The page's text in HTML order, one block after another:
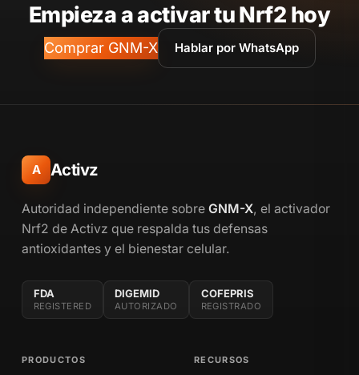
Empieza a activar tu Nrf2 hoy
Comprar GNM-X Hablar por WhatsApp
A Activz
Autoridad independiente sobre GNM-X, el activador
Nrf2 de Activz que respalda tus defensas
antioxidantes y el bienestar celular.
FDA
REGISTERED
DIGEMID
AUTORIZADO
COFEPRIS
REGISTRADO
PRODUCTOS RECURSOS